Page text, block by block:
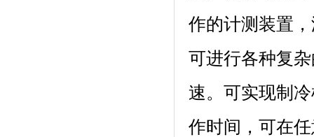
作的计测装置
可进行各种复杂
速。可实现制
作时间，可在任